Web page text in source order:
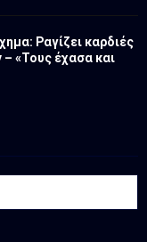
Ραγίζει καρδιές
«Τους έχασα και